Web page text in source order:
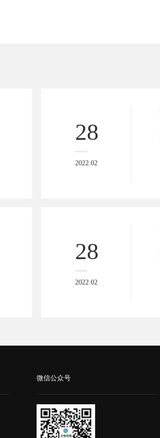
28
2022.02
28
2022.02
微信公众号